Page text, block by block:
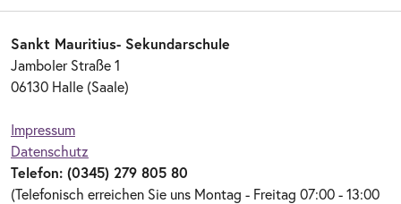
Sankt Mauritius- Sekundarschule
Jamboler Straße 1
06130 Halle (Saale)
Impressum
Datenschutz
Telefon: (0345) 279 805 80
(Telefonisch erreichen Sie uns Montag - Freitag 07:00 - 13:00